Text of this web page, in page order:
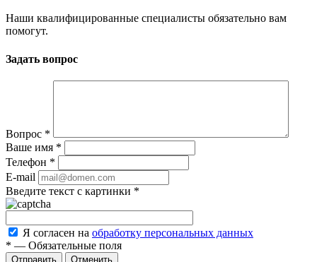
Наши квалифицированные специалисты обязательно вам
помогут.
Задать вопрос
Вопрос *
Ваше имя *
Телефон *
E-mail
Введите текст с картинки *
Я согласен на обработку персональных данных
* — Обязательные поля
Отменить